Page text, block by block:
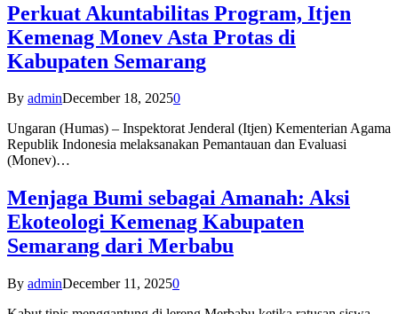
Perkuat Akuntabilitas Program, Itjen
Kemenag Monev Asta Protas di
Kabupaten Semarang
By adminDecember 18, 20250
Ungaran (Humas) – Inspektorat Jenderal (Itjen) Kementerian Agama
Republik Indonesia melaksanakan Pemantauan dan Evaluasi
(Monev)…
Menjaga Bumi sebagai Amanah: Aksi
Ekoteologi Kemenag Kabupaten
Semarang dari Merbabu
By adminDecember 11, 20250